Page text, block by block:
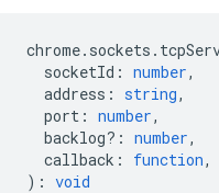
chrome. sockets .
socketId : number,
address : string,
port : number,
backlog? : number,
callback : function,
) : void